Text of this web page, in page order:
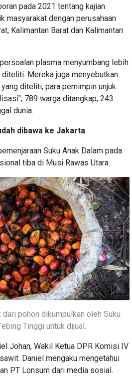
pada 2021 tentang kajian
masyarakat dengan perusahaan
Kalimantan Barat dan Kalimantan
plasma menyumbang lebih
Mereka juga menyebutkan
diteliti, para pemimpin unjuk
789 warga ditangkap, 243
dunia.
dibawa ke Jakarta
Suku Anak Dalam pada
tiba di Musi Rawas Utara.
pohon dikumpulkan oleh Suku
Tinggi untuk dijual.
Johan, Wakil Ketua DPR Komisi IV
Daniel mengaku mengetahui
PT Lonsum dari media sosial.